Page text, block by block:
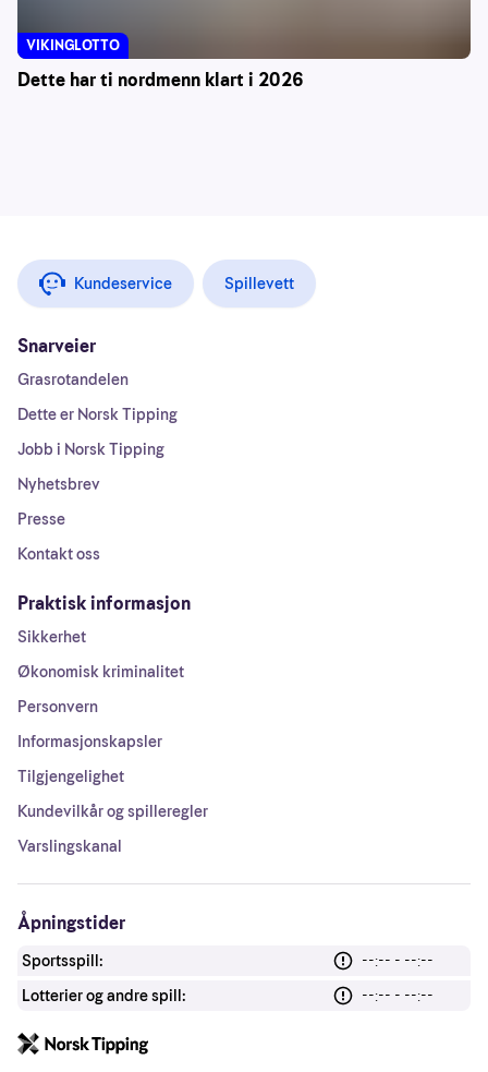
Dette har ti nordmenn klart i 2026
VIKINGLOTTO
Kundeservice Spillevett
Snarveier
Grasrotandelen
Dette er Norsk Tipping
Jobb i Norsk Tipping
Nyhetsbrev
Presse
Kontakt oss
Praktisk informasjon
Sikkerhet
Økonomisk kriminalitet
Personvern
Informasjonskapsler
Tilgjengelighet
Kundevilkår og spilleregler
Varslingskanal
Åpningstider
Sportsspill:
--:-- - --:--
Lotterier og andre spill:
--:-- - --:--